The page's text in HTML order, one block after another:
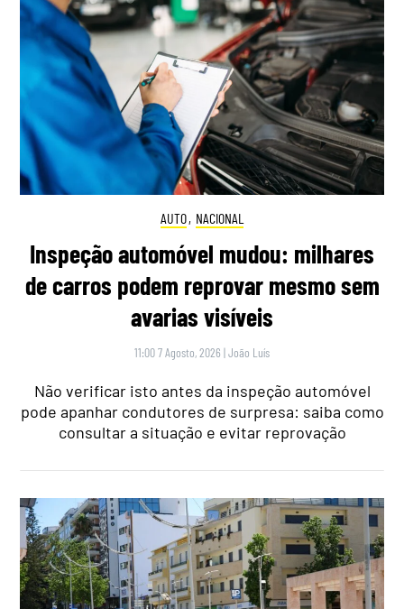
AUTO, NACIONAL
Inspeção automóvel mudou: milhares
de carros podem reprovar mesmo sem
avarias visíveis
11:00 7 Agosto, 2026 |João Luís
Não verificar isto antes da inspeção automóvel
pode apanhar condutores de surpresa: saiba como
consultar a situação e evitar reprovação